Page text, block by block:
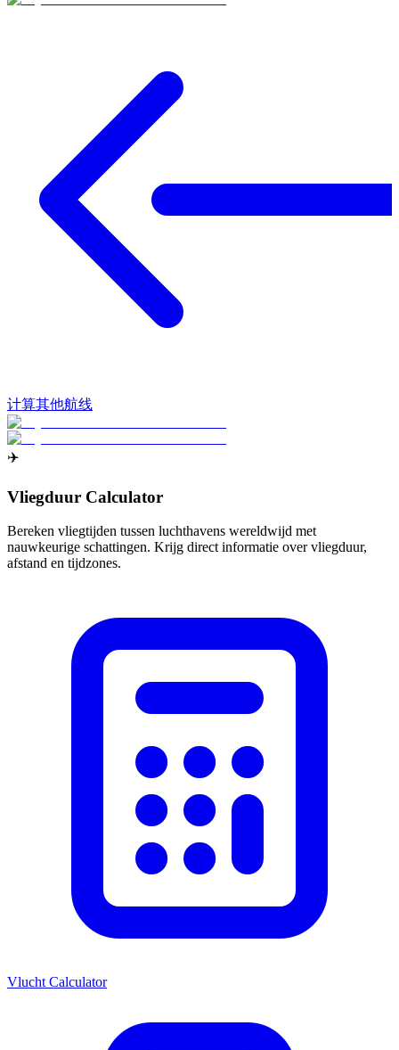
计算其他航线
✈️
Vliegduur Calculator
Bereken vliegtijden tussen luchthavens wereldwijd met
nauwkeurige schattingen. Krijg direct informatie over vliegduur,
afstand en tijdzones.
Vlucht Calculator